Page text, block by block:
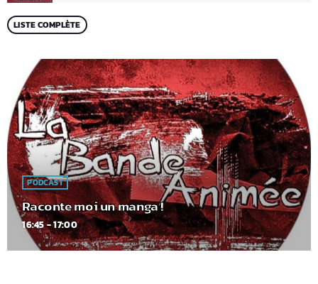
LISTE COMPLÈTE
PODCAST
Raconte moi un manga !
16:45 - 17:00